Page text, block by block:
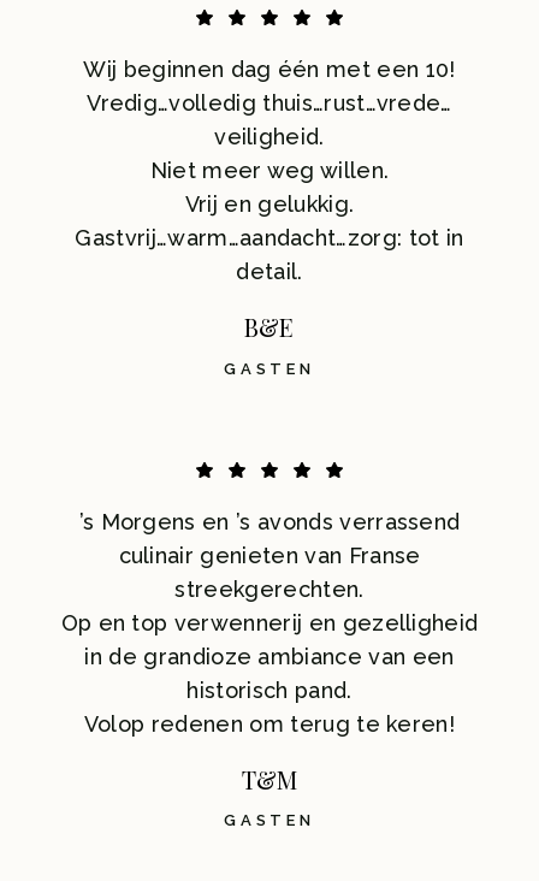
Wij beginnen dag één met een 10!
Vredig…volledig thuis…rust…vrede…
veiligheid.
Niet meer weg willen.
Vrij en gelukkig.
Gastvrij…warm…aandacht…zorg: tot in
detail.
B&E
GASTEN
’s Morgens en ’s avonds verrassend
culinair genieten van Franse
streekgerechten.
Op en top verwennerij en gezelligheid
in de grandioze ambiance van een
historisch pand.
Volop redenen om terug te keren!
T&M
GASTEN